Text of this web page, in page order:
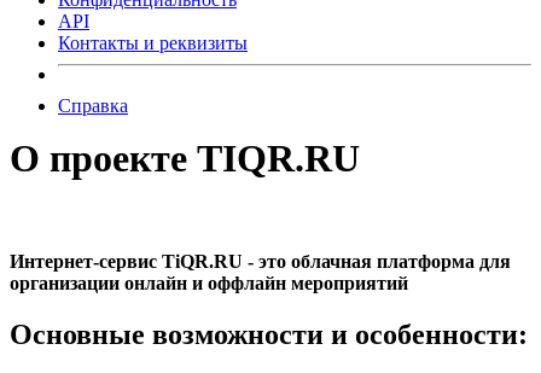
API
Контакты и реквизиты
Справка
О проекте TIQR.RU
Интернет-сервис TiQR.RU - это облачная платформа для
организации онлайн и оффлайн мероприятий
Основные возможности и особенности: